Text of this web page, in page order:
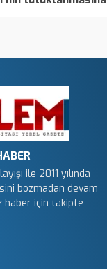
ile 2011 yılında
bozmadan devam
haber için takipte